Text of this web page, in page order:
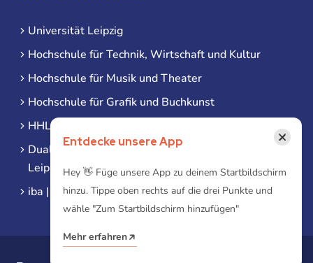
Universität Leipzig
Hochschule für Technik, Wirtschaft und Kultur
Hochschule für Musik und Theater
Hochschule für Grafik und Buchkunst
HHL Leipzig
Duale Hochschule Sachsen (DHSN) am Standort
Leipzig
iba | Campus Leipzig
Entdecke unsere App ×
Hey 👋 Füge unsere App zu deinem Startbildschirm
hinzu. Tippe oben rechts auf die drei Punkte und
wähle "Zum Startbildschirm hinzufügen"
Mehr erfahren